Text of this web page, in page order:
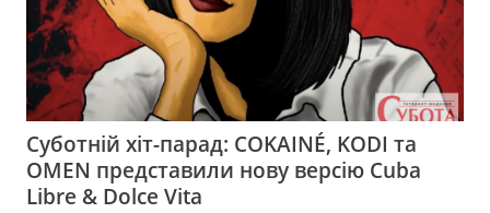
Суботній хіт-парад: COKAINÉ, KODI та
OMEN представили нову версію Cuba
Libre & Dolce Vita